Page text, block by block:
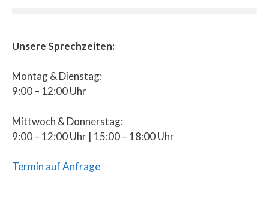
Unsere Sprechzeiten:
Montag & Dienstag:
9:00 – 12:00 Uhr
Mittwoch & Donnerstag:
9:00 – 12:00 Uhr | 15:00 – 18:00 Uhr
Termin auf Anfrage